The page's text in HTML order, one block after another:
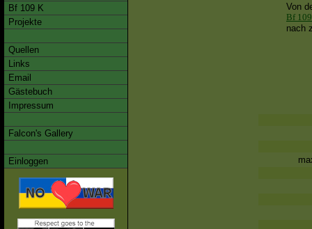
Bf 109 K
Projekte
Quellen
Links
Email
Gästebuch
Impressum
Falcon's Gallery
Einloggen
Von
Bf
nach
m